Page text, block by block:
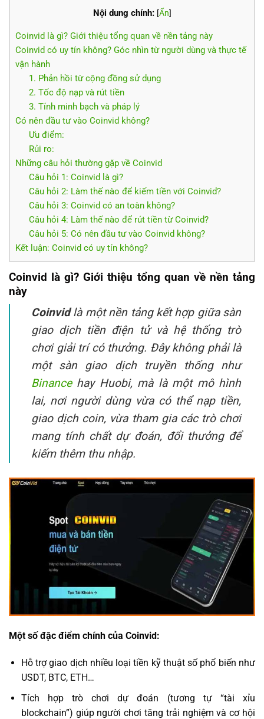
Nội dung chính: [Ẩn]
Coinvid là gì? Giới thiệu tổng quan về nền tảng này
Coinvid có uy tín không? Góc nhìn từ người dùng và thực tế
vận hành
1. Phản hồi từ cộng đồng sử dụng
2. Tốc độ nạp và rút tiền
3. Tính minh bạch và pháp lý
Có nên đầu tư vào Coinvid không?
Ưu điểm:
Rủi ro:
Những câu hỏi thường gặp về Coinvid
Câu hỏi 1: Coinvid là gì?
Câu hỏi 2: Làm thế nào để kiếm tiền với Coinvid?
Câu hỏi 3: Coinvid có an toàn không?
Câu hỏi 4: Làm thế nào để rút tiền từ Coinvid?
Câu hỏi 5: Có nên đầu tư vào Coinvid không?
Kết luận: Coinvid có uy tín không?
Coinvid là gì? Giới thiệu tổng quan về nền tảng
này
Coinvidlà một nền tảng kết hợp giữa sàn
giao dịch tiền điện tử và hệ thống trò
chơi giải trí có thưởng. Đây không phải là
một sàn giao dịch truyền thống như
Binancehay Huobi, mà là một mô hình
lai, nơi người dùng vừa có thể nạp tiền,
giao dịch coin, vừa tham gia các trò chơi
mang tính chất dự đoán, đổi thưởng để
kiếm thêm thu nhập.
Một số đặc điểm chính của Coinvid:
Hỗ trợ giao dịch nhiều loại tiền kỹ thuật số phổ biến như
USDT, BTC, ETH…
Tích hợp trò chơi dự đoán (tương tự “tài xỉu
blockchain”) giúp người chơi tăng trải nghiệm và cơ hội